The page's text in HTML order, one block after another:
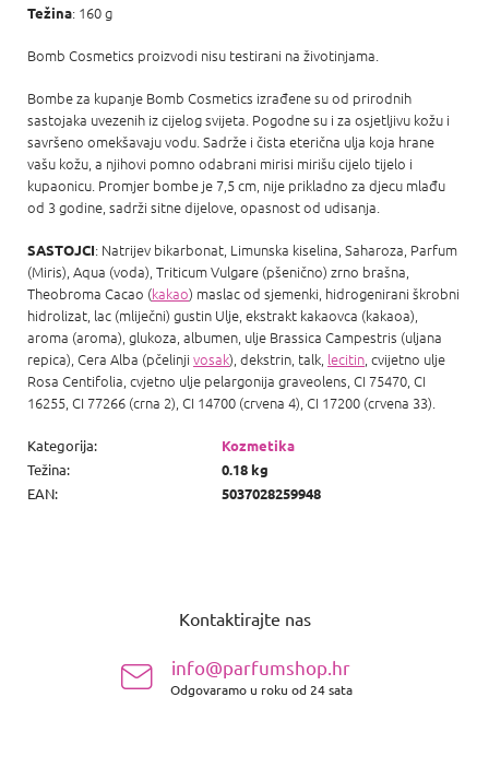
Težina: 160 g
Bomb Cosmetics proizvodi nisu testirani na životinjama.
Bombe za kupanje Bomb Cosmetics izrađene su od prirodnih
sastojaka uvezenih iz cijelog svijeta. Pogodne su i za osjetljivu kožu i
savršeno omekšavaju vodu. Sadrže i čista eterična ulja koja hrane
vašu kožu, a njihovi pomno odabrani mirisi mirišu cijelo tijelo i
kupaonicu. Promjer bombe je 7,5 cm, nije prikladno za djecu mlađu
od 3 godine, sadrži sitne dijelove, opasnost od udisanja.
SASTOJCI: Natrijev bikarbonat, Limunska kiselina, Saharoza, Parfum
(Miris), Aqua (voda), Triticum Vulgare (pšenično) zrno brašna,
Theobroma Cacao (kakao) maslac od sjemenki, hidrogenirani škrobni
hidrolizat, lac (mliječni) gustin Ulje, ekstrakt kakaovca (kakaoa),
aroma (aroma), glukoza, albumen, ulje Brassica Campestris (uljana
repica), Cera Alba (pčelinji vosak), dekstrin, talk, lecitin , cvijetno ulje
Rosa Centifolia, cvjetno ulje pelargonija graveolens, CI 75470, CI
16255, CI 77266 (crna 2), CI 14700 (crvena 4), CI 17200 (crvena 33).
Kategorija:
Kozmetika
Težina:
0.18 kg
EAN: 5037028259948
Kontaktirajte nas
info@parfumshop.hr
Odgovaramo u roku od 24 sata